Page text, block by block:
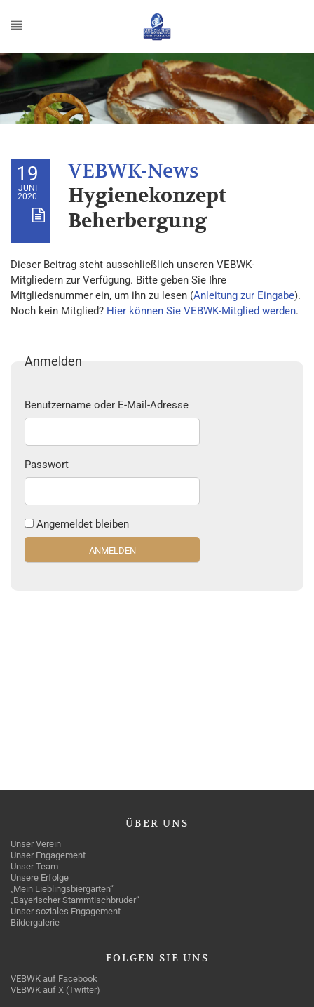
19
JUNI
2020
Hygienekonzept
Beherbergung
Dieser Beitrag steht ausschließlich unseren VEBWK-
Mitgliedern zur Verfügung. Bitte geben Sie Ihre
Mitgliedsnummer ein, um ihn zu lesen (Anleitung zur Eingabe).
Noch kein Mitglied? Hier können Sie VEBWK-Mitglied werden.
Anmelden
Benutzername oder E-Mail-Adresse
Passwort
Angemeldet bleiben
ÜBER UNS
Unser Verein
Unser Engagement
Unser Team
Unsere Erfolge
„Mein Lieblingsbiergarten“
„Bayerischer Stammtischbruder“
Unser soziales Engagement
Bildergalerie
FOLGEN SIE UNS
VEBWK auf Facebook
VEBWK auf X (Twitter)